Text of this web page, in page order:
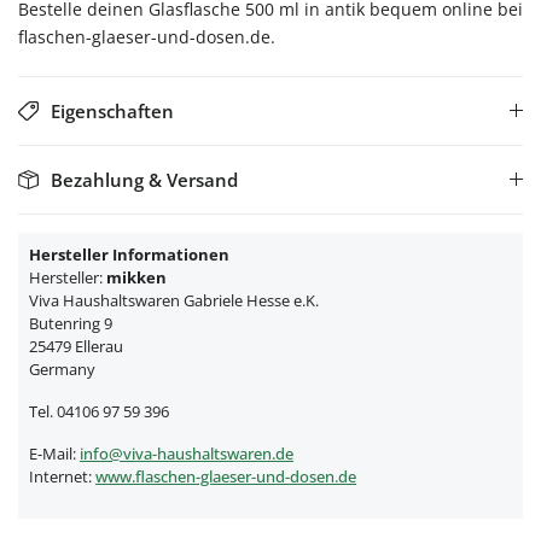
Bestelle deinen Glasflasche 500 ml in antik bequem online bei
flaschen-glaeser-und-dosen.de.
Eigenschaften
Bezahlung & Versand
Hersteller Informationen
Hersteller: mikken
Viva Haushaltswaren Gabriele Hesse e.K.
Butenring 9
25479 Ellerau
Germany
Tel. 04106 97 59 396
E-Mail: info@viva-haushaltswaren.de
Internet:www.flaschen-glaeser-und-dosen.de